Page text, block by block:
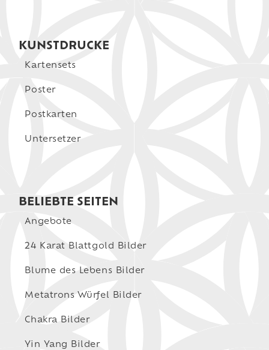
KUNSTDRUCKE
Kartensets
Poster
Postkarten
Untersetzer
BELIEBTE SEITEN
Angebote
24 Karat Blattgold Bilder
Blume des Lebens Bilder
Metatrons Würfel Bilder
Chakra Bilder
Yin Yang Bilder